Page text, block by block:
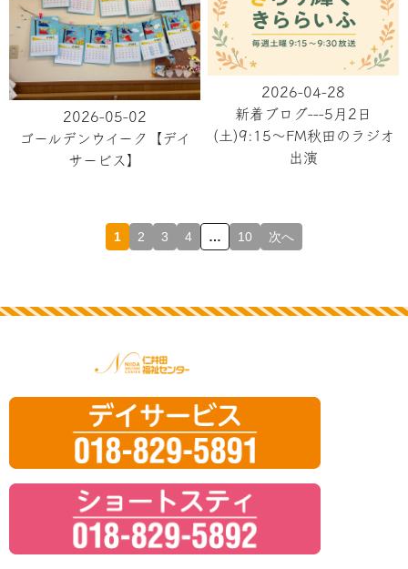
2026-05-02
ゴールデンウイーク【デイ
サービス】
2026-04-28
新着ブログ---5月2日
(土)9:15～FM秋田のラジオ
出演
ビ
シ
ン
1 2 3 4 … 10 次へ